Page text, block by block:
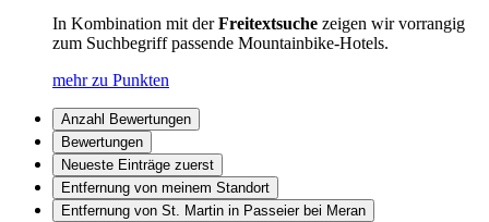
In Kombination mit derFreitextsuche zeigen wir vorrangig
zum Suchbegriff passende Mountainbike-Hotels.
mehr zu Punkten
Anzahl Bewertungen
Bewertungen
Neueste Einträge zuerst
Entfernung von meinem Standort
Entfernung von St. Martin in Passeier bei Meran